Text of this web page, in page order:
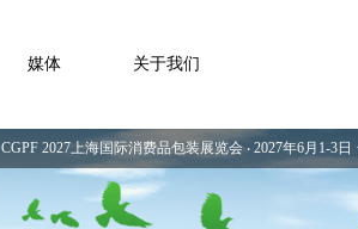
媒体 关于我们
CGPF 2027上海国际消费品包装展览会 ‧ 2027年6月1-3日